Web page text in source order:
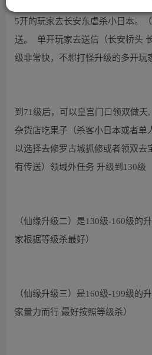
5开的玩家去长安东虐杀小日本。
送。 单开玩家去送信（长安桥头
级非常快，不想打怪升级的多开玩
到71级后，可以皇宫门口领双做
杂货店吃果子（杀客小日本或者单
以选择去修罗古城抓修或者领双去
有传送）领域外任务 升级到130级
（仙缘升级二）是130级-160级的
家根据等级杀最好）
（仙缘升级三）是160级-199级的
家量力而行 最好按照等级杀）